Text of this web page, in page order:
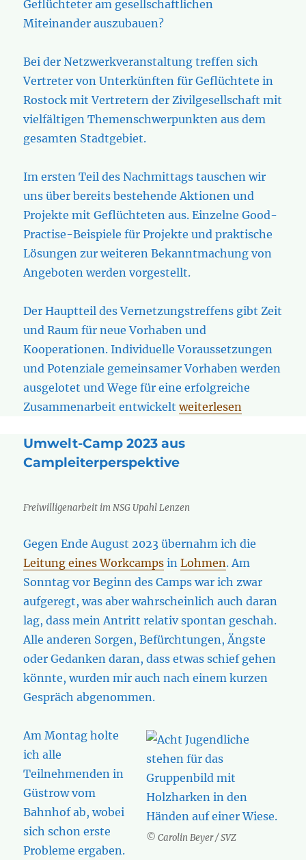
Geflüchteter am gesellschaftlichen
Miteinander auszubauen?
Bei der Netzwerkveranstaltung treffen sich
Vertreter von Unterkünften für Geflüchtete in
Rostock mit Vertretern der Zivilgesellschaft mit
vielfältigen Themenschwerpunkten aus dem
gesamten Stadtgebiet.
Im ersten Teil des Nachmittags tauschen wir
uns über bereits bestehende Aktionen und
Projekte mit Geflüchteten aus. Einzelne Good-
Practise-Beispiele für Projekte und praktische
Lösungen zur weiteren Bekanntmachung von
Angeboten werden vorgestellt.
Der Hauptteil des Vernetzungstreffens gibt Zeit
und Raum für neue Vorhaben und
Kooperationen. Individuelle Voraussetzungen
und Potenziale gemeinsamer Vorhaben werden
ausgelotet und Wege für eine erfolgreiche
Zusammenarbeit entwickelt„21. November:
weiterlesen
Umwelt-Camp 2023 aus
Campleiterperspektive
Freiwilligenarbeit im NSG Upahl Lenzen
Gegen Ende August 2023 übernahm ich die
Leitung eines Workcamps inLohmen. Am
Sonntag vor Beginn des Camps war ich zwar
aufgeregt, was aber wahrscheinlich auch daran
lag, dass mein Antritt relativ spontan geschah.
Alle anderen Sorgen, Befürchtungen, Ängste
oder Gedanken daran, dass etwas schief gehen
könnte, wurden mir auch nach einem kurzen
Gespräch abgenommen.
© Carolin Beyer / SVZ
Am Montag holte
ich alle
Teilnehmenden in
Güstrow vom
Bahnhof ab, wobei
sich schon erste
Probleme ergaben.